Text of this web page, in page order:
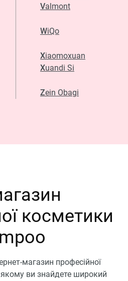
Valmont
WiQo
Xiaomoxuan
Xuandi Si
Zein Obagi
косметики
магазин професійної
ви знайдете широкий